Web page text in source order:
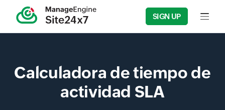
SIGN UP Input
Calculadora de tiempo de
actividad SLA